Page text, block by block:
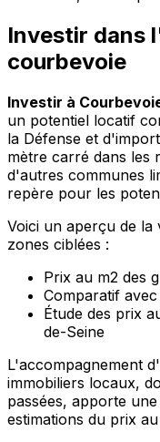
Investir dans
courbevoie
Investir à
un potentiel locatif
la Défense et
mètre carré dans les
d'autres communes
repère pour les
Voici un aperçu de la
zones ciblées :
Prix au m2 des
Comparatif
Étude des prix
de-Seine
L'accompagnement
immobiliers locaux,
passées, apporte
estimations du prix au